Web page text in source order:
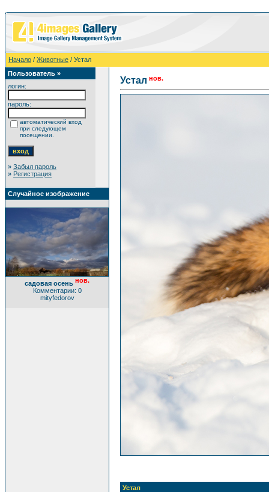
Начало / Животные / Устал
Пользователь »
логин:
пароль:
автоматический вход
при следующем
посещении.
» Забыл пароль
» Регистрация
Случайное изображение
садовая осень нов.
Комментарии: 0
mityfedorov
Устал нов.
Устал